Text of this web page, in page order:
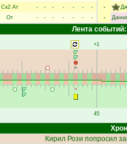
Ск2 Ат - - - - - -
-
От - - - - - - -
-
-
Лента событий:
+1
45
Кирил Рози попросил